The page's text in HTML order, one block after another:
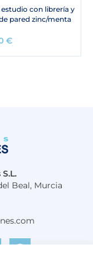
estudio con librería y
pared zinc/menta
€
Beal, Murcia
W
h